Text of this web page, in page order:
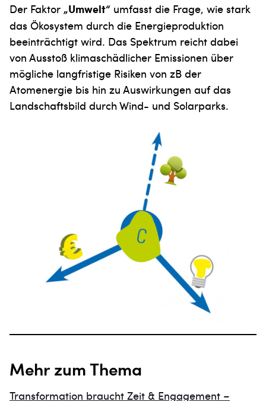
Der Faktor „Umwelt“ umfasst die Frage, wie stark
das Ökosystem durch die Energieproduktion
beeinträchtigt wird. Das Spektrum reicht dabei
von Ausstoß klimaschädlicher Emissionen über
mögliche langfristige Risiken von zB der
Atomenergie bis hin zu Auswirkungen auf das
Landschaftsbild durch Wind- und Solarparks.
Mehr zum Thema
Transformation braucht Zeit & Engagement –